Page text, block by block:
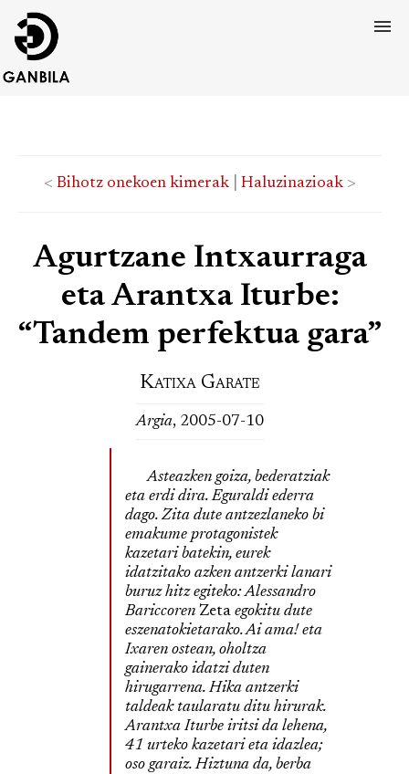
< Bihotz onekoen kimerak Haluzinazioak >
Agurtzane Intxaurraga
eta Arantxa Iturbe:
“Tandem perfektua gara”
Katixa Garate
Argia, 2005-07-10
Asteazken goiza, bederatziak
eta erdi dira. Eguraldi ederra
dago. Zita dute antzezlaneko bi
emakume protagonistek
kazetari batekin, eurek
idatzitako azken antzerki lanari
buruz hitz egiteko: Alessandro
Bariccoren Zeta egokitu dute
eszenatokietarako. Ai ama! eta
Ixaren ostean, oholtza
gainerako idatzi duten
hirugarrena. Hika antzerki
taldeak taularatu ditu hirurak.
Arantxa Iturbe iritsi da lehena,
41 urteko kazetari eta idazlea;
oso garaiz. Hiztuna da, berba